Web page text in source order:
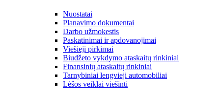
Nuostatai
Planavimo dokumentai
Darbo užmokestis
Paskatinimai ir apdovanojimai
Viešieji pirkimai
Biudžeto vykdymo ataskaitų rinkiniai
Finansinių ataskaitų rinkiniai
Tarnybiniai lengvieji automobiliai
Lėšos veiklai viešinti